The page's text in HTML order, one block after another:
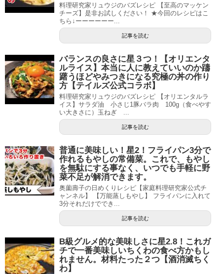
料理研究家リュウジのバズレシピ 【至高のマッケン
チーズ】是非お試しください！ ★今回のレシピはこ
ちら↓ーーーーーー...
記事を読む
バランスの良さに星３つ！【オリエンタ
ルライス】本当に人に教えていいのか躊
躇うほどやみつきになる究極の丼の作り
方【テイルズ公式コラボ】
料理研究家リュウジのバズレシピ 【オリエンタルラ
イス】サラダ油 小さじ1豚バラ肉 100g（食べやす
い大きさに）玉ねぎ ...
記事を読む
普通に美味しい！星2！フライパン3分で
作れるもやしの常備菜。これで、もやし
を無駄にする事なく、いつでも手軽に野
菜不足が解消できます。
奥薗壽子の日めくりレシピ【家庭料理研究家公式チ
ャンネル】 【万能蒸しもやし】 フライパンに入れて
3分それだけででき...
記事を読む
B級グルメ的な美味しさに星2.8！これガ
チで一番美味しいちくわの食べ方かもし
れません。材料たった２つ【酒消滅ちく
わ】